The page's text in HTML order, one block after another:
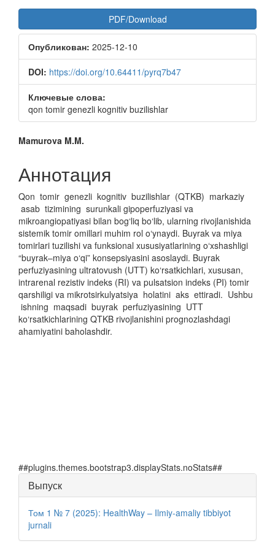
Боковая
панель
статьи
PDF/Download
Опубликован: 2025-12-10
DOI: https://doi.org/10.64411/pyrq7b47
Ключевые слова:
qon tomir genezli kognitiv buzilishlar
Основное
содержимое
статьи
Mamurova M.M.
Аннотация
Qon tomir genezli kognitiv buzilishlar (QTKB) markaziy
asab tizimining surunkali gipoperfuziyasi va
mikroangiopatiyasi bilan bog‘liq bo‘lib, ularning rivojlanishida
sistemik tomir omillari muhim rol o‘ynaydi. Buyrak va miya
tomirlari tuzilishi va funksional xususiyatlarining o‘xshashligi
“buyrak–miya o‘qi” konsepsiyasini asoslaydi. Buyrak
perfuziyasining ultratovush (UTT) ko‘rsatkichlari, xususan,
intrarenal rezistiv indeks (RI) va pulsatsion indeks (PI) tomir
qarshiligi va mikrotsirkulyatsiya holatini aks ettiradi. Ushbu
ishning maqsadi buyrak perfuziyasining UTT
ko‘rsatkichlarining QTKB rivojlanishini prognozlashdagi
ahamiyatini baholashdir.
##plugins.themes.bootstrap3.displayStats.noStats##
Информация
о статье
Выпуск
Том 1 № 7 (2025): HealthWay – Ilmiy-amaliy tibbiyot
jurnali